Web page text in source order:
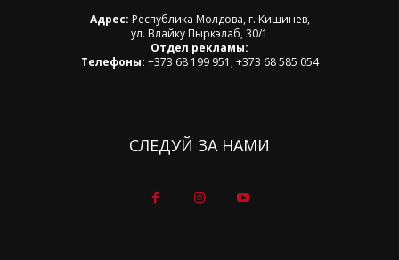
Адрес: Республика Молдова, г. Кишинев,
ул. Влайку Пыркэлаб, 30/1
Отдел рекламы:
Телефоны: +373 68 199 951; +373 68 585 054
СЛЕДУЙ ЗА НАМИ